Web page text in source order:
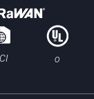
ο